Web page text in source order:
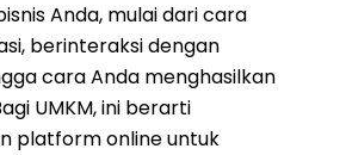
Anda, mulai dari cara
berinteraksi dengan
cara Anda menghasilkan
UMKM, ini berarti
platform online untuk